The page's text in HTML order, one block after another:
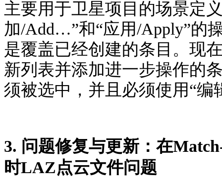
主要用于卫星项目的场景定
加/Add…”和“应用/Apply”的
是覆盖已经创建的条目。现
新列表并添加进一步操作的
须被选中，并且必须使用“编
3. 问题修复与更新：在
时LAZ点云文件问题